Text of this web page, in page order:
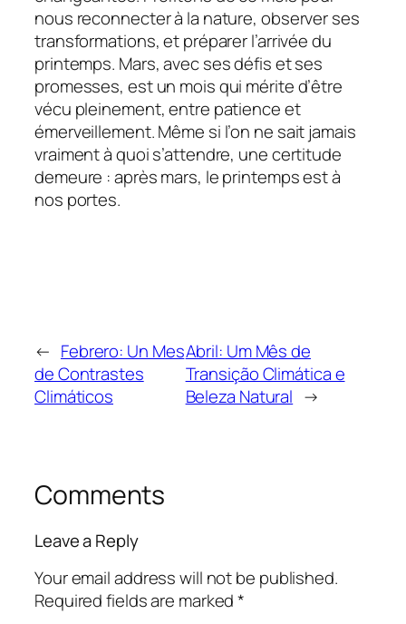
nous reconnecter à la nature, observer ses
transformations, et préparer l’arrivée du
printemps. Mars, avec ses défis et ses
promesses, est un mois qui mérite d’être
vécu pleinement, entre patience et
émerveillement. Même si l’on ne sait jamais
vraiment à quoi s’attendre, une certitude
demeure : après mars, le printemps est à
nos portes.
← Febrero: Un Mes
de Contrastes
Climáticos
Abril: Um Mês de
Transição Climática e
Beleza Natural →
Comments
Leave a Reply
Your email address will not be published.
Required fields are marked*